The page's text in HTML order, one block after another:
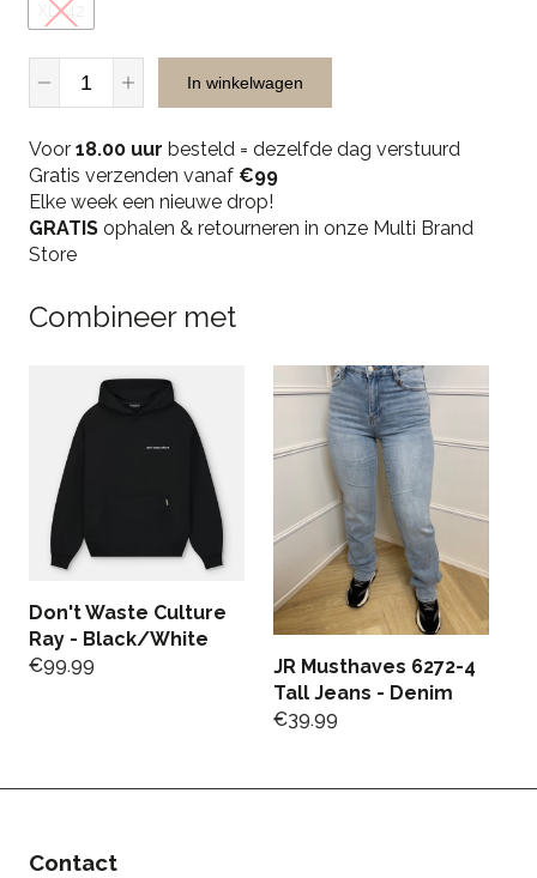
XL/42
Musthaves
Jeans
White
quantity
In winkelwagen
Voor 18.00 uur besteld = dezelfde dag verstuurd
Gratis verzenden vanaf €99
Elke week een nieuwe drop!
GRATIS ophalen & retourneren in onze Multi Brand
Store
Combineer met
Don't Waste Culture
Ray - Black/White
€99.99
JR Musthaves 6272-4
Tall Jeans - Denim
€39.99
Contact